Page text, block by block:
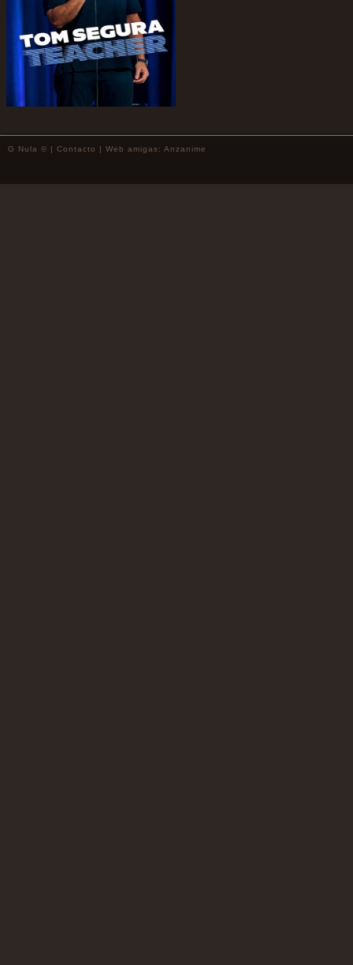
G Nula © | Contacto | Web amigas: Anzanime